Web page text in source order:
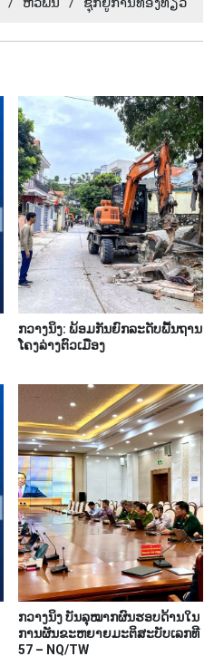
ກວາງ​ນິງ: ພ້ອມ​ກັນຍົກ​ລະ​ດັບ​ພື້ນ​ຖານ​
ໂຄງ​ລ່າງ​ຕົວ​ເມືອງ​
ກວາງ​ນິງ​ ບັນ​ລຸ​ໝາກ​ຜົນ​ຮອບ​ດ້ານ​ໃນ​
ການ​ຜັນ​ຂະ​ຫຍາຍ​ມະ​ຕິ​ສະ​ບັບ​ເລກ​ທີ
57 – NQ/TW